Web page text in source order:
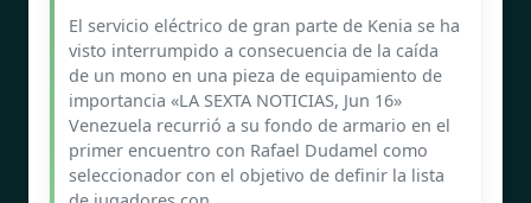
El servicio eléctrico de gran parte de Kenia se ha
visto interrumpido a consecuencia de la caída
de un mono en una pieza de equipamiento de
importancia «LA SEXTA NOTICIAS, Jun 16»
Venezuela recurrió a su fondo de armario en el
primer encuentro con Rafael Dudamel como
seleccionador con el objetivo de definir la lista